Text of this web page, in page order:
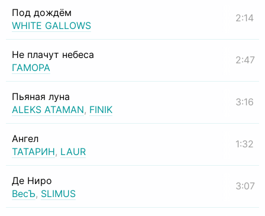
Под дождём
WHITE GALLOWS
2:14
Не плачут небеса
ГАМОРА
2:47
Пьяная луна
ALEKS ATAMAN, FINIK
3:16
Ангел
ТАТАРИН, LAUR
1:32
Де Ниро
ВесЪ, SLIMUS
3:07